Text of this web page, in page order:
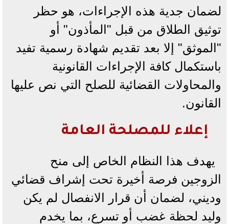
لضمان جدية هذه الإجراءات، هو حظر
توثيق الطلاق من قبل "المأذون" أو
"الموثق" إلا بعد تقديم شهادة رسمية تفيد
باستكمال كافة الإجراءات القانونية
والمحاولات القضائية للصلح التي نص عليها
القانون.
​إعلاء للمصلحة العامة
​يهدف هذا النظام الخاص إلى منح
الزوجين فرصة أخيرة تحت إشراف قضائي
وديني، لضمان أن قرار الانفصال لم يكن
وليد لحظة غضب أو تسرع، بما يخدم